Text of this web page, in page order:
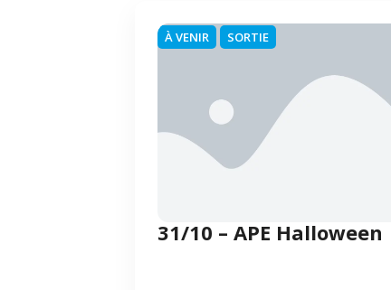
À VENIR SORTIE
31/10 – APE Halloween